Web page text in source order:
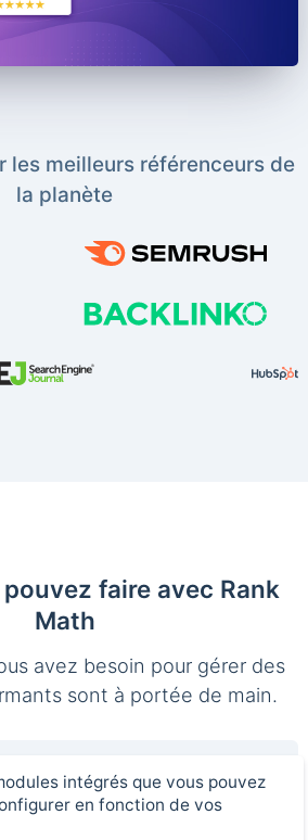
les meilleurs référenceurs de
la planète
faire avec Rank
Math
avez besoin pour gérer des
sont à portée de main.
intégrés que vous pouvez
en fonction de vos